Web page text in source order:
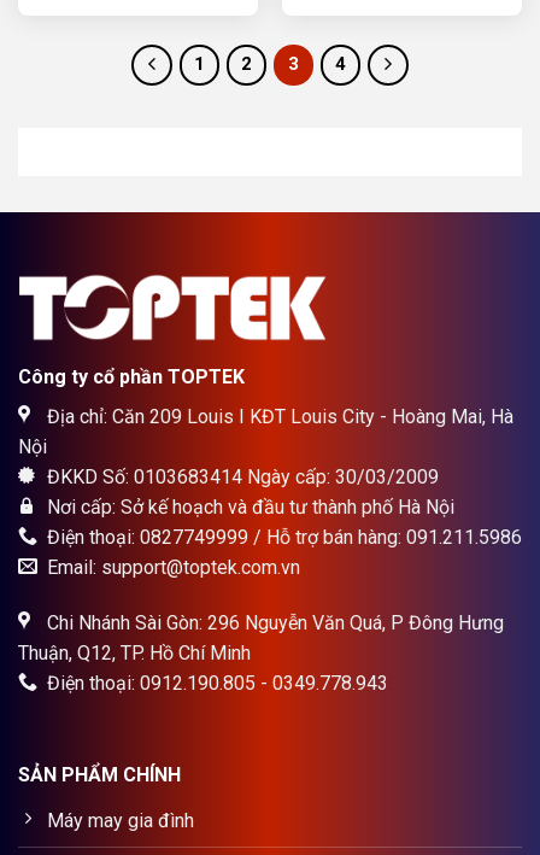
45.000.000₫.là:
1 2 3 4
Công ty cổ phần TOPTEK
Địa chỉ: Căn 209 Louis I KĐT Louis City - Hoàng Mai, Hà
Nội
ĐKKD Số: 0103683414 Ngày cấp: 30/03/2009
Nơi cấp: Sở kế hoạch và đầu tư thành phố Hà Nội
Điện thoại: 0827749999 / Hỗ trợ bán hàng: 091.211.5986
Email: support@toptek.com.vn
Chi Nhánh Sài Gòn: 296 Nguyễn Văn Quá, P Đông Hưng
Thuận, Q12, TP. Hồ Chí Minh
Điện thoại: 0912.190.805 - 0349.778.943
SẢN PHẨM CHÍNH
Máy may gia đình